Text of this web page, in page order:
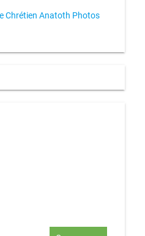
Chrétien Anatoth Photos